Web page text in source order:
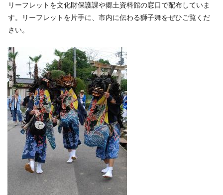
リーフレットを文化財保護課や郷土資料館の窓口で配布していま
す。リーフレットを片手に、市内に伝わる獅子舞をぜひご覧くだ
さい。